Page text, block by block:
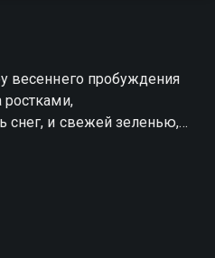
весеннего пробуждения
снег, и свежей зеленью,
зимнего сна